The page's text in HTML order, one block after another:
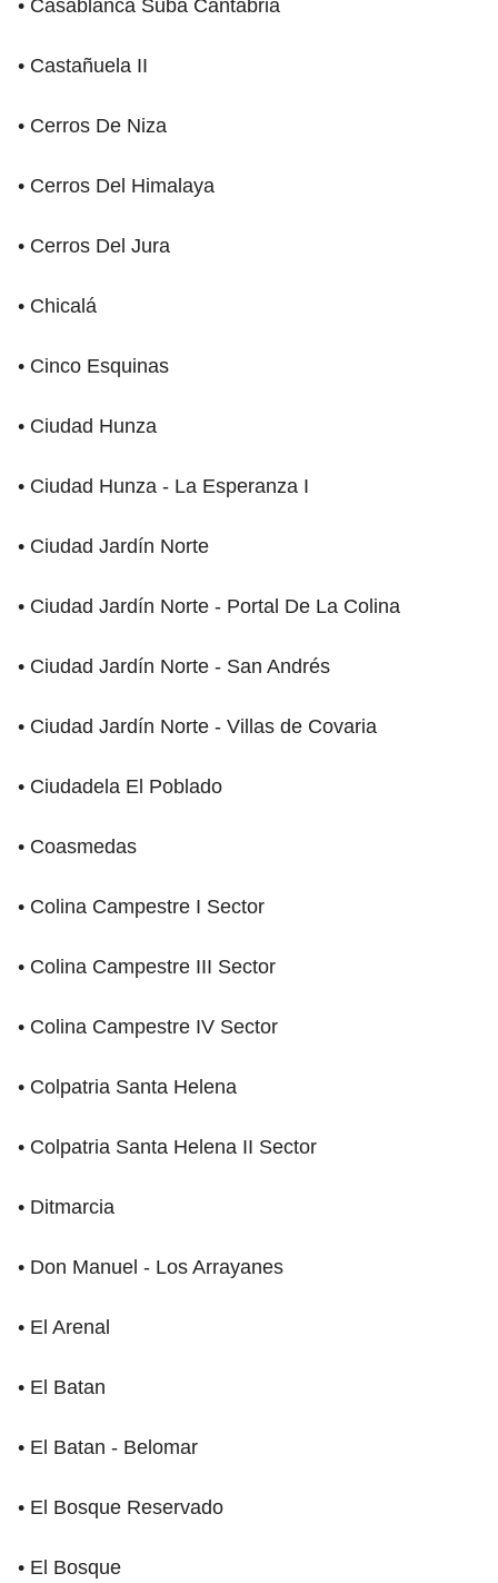
• Casablanca Suba Cantabria
• Castañuela II
• Cerros De Niza
• Cerros Del Himalaya
• Cerros Del Jura
• Chicalá
• Cinco Esquinas
• Ciudad Hunza
• Ciudad Hunza - La Esperanza I
• Ciudad Jardín Norte
• Ciudad Jardín Norte - Portal De La Colina
• Ciudad Jardín Norte - San Andrés
• Ciudad Jardín Norte - Villas de Covaria
• Ciudadela El Poblado
• Coasmedas
• Colina Campestre I Sector
• Colina Campestre III Sector
• Colina Campestre IV Sector
• Colpatria Santa Helena
• Colpatria Santa Helena II Sector
• Ditmarcia
• Don Manuel - Los Arrayanes
• El Arenal
• El Batan
• El Batan - Belomar
• El Bosque Reservado
• El Bosque